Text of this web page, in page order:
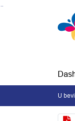
Ga naar de inhoud
U